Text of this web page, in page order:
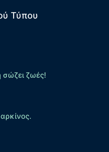
Τύπου
ζωές!